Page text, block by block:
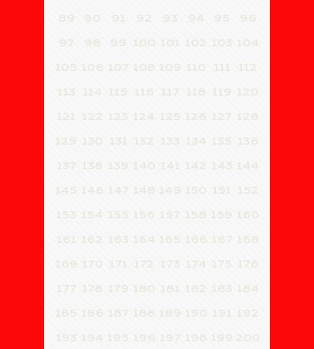
89 90 91 92 93 94 95 96
97 98 99 100 101 102 103 104
105 106 107 108 109 110 111 112
113 114 115 116 117 118 119 120
121 122 123 124 125 126 127 128
129 130 131 132 133 134 135 136
137 138 139 140 141 142 143 144
145 146 147 148 149 150 151 152
153 154 155 156 157 158 159 160
161 162 163 164 165 166 167 168
169 170 171 172 173 174 175 176
177 178 179 180 181 182 183 184
185 186 187 188 189 190 191 192
193 194 195 196 197 198 199 200